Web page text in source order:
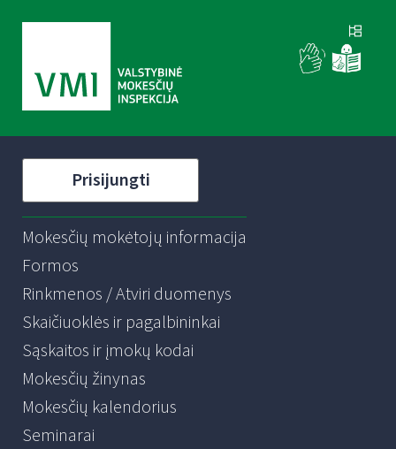
Prisijungti
Mokesčių mokėtojų informacija
Formos
Rinkmenos / Atviri duomenys
Skaičiuoklės ir pagalbininkai
Sąskaitos ir įmokų kodai
Mokesčių žinynas
Mokesčių kalendorius
Seminarai